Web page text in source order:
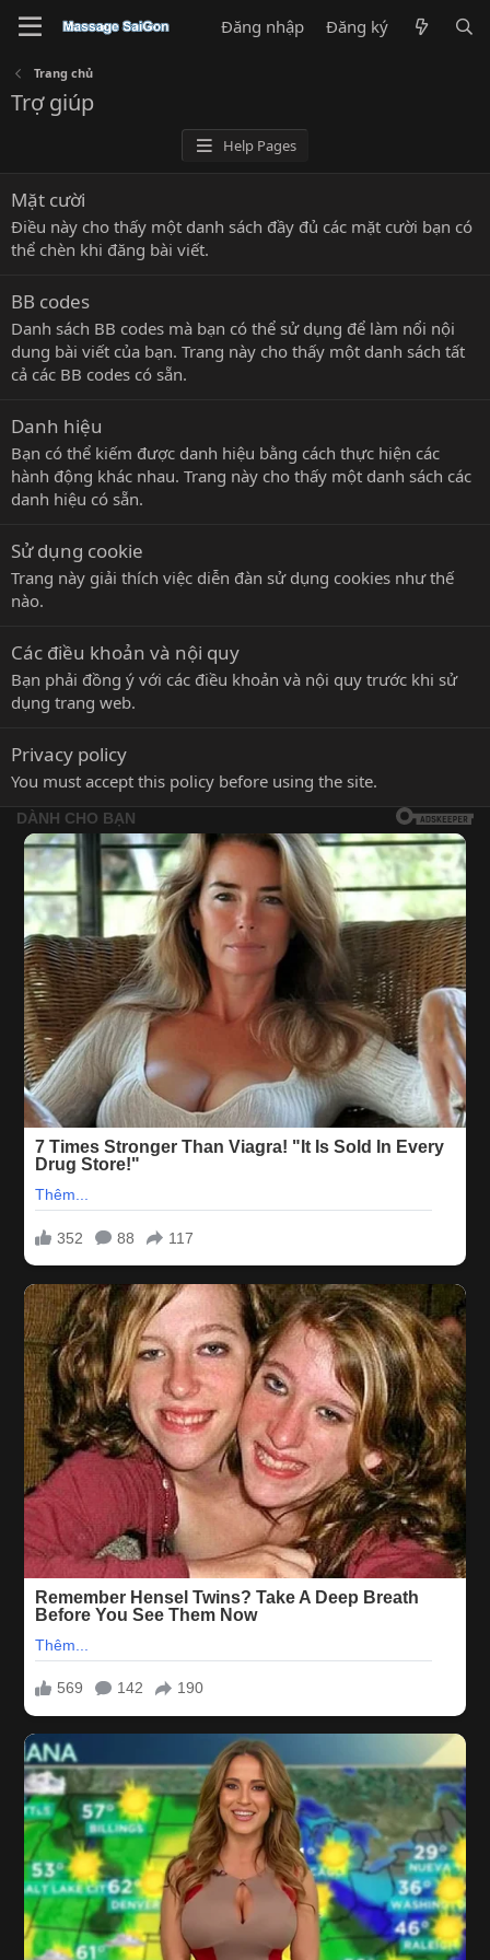
Đăng nhập Đăng ký
Trang chủ
Trợ giúp
Help Pages
Mặt cười
Điều này cho thấy một danh sách đầy đủ các mặt cười bạn có
thể chèn khi đăng bài viết.
BB codes
Danh sách BB codes mà bạn có thể sử dụng để làm nổi nội
dung bài viết của bạn. Trang này cho thấy một danh sách tất
cả các BB codes có sẵn.
Danh hiệu
Bạn có thể kiếm được danh hiệu bằng cách thực hiện các
hành động khác nhau. Trang này cho thấy một danh sách các
danh hiệu có sẵn.
Sử dụng cookie
Trang này giải thích việc diễn đàn sử dụng cookies như thế
nào.
Các điều khoản và nội quy
Bạn phải đồng ý với các điều khoản và nội quy trước khi sử
dụng trang web.
Privacy policy
You must accept this policy before using the site.